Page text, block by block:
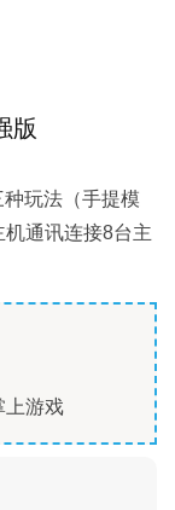
版
玩法（手提模
通讯连接8台主
上游戏